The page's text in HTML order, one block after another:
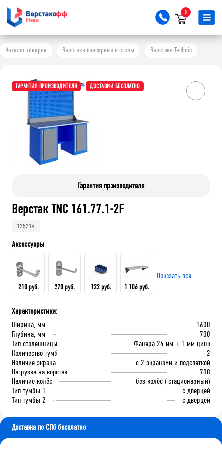
0
Каталог товаров Верстаки слесарные и столы Верстаки Technic
ГАРАНТИЯ ПРОИЗВОДИТЕЛЯ ДОСТАВИМ БЕСПЛАТНО
Гарантия производителя
Верстак TNC 161.77.1-2F
125214
Аксессуары
210 руб.
Крючок 80 мм.
В корзину
270 руб.
Крючок 125 мм.
В корзину
122 руб.
мм
В корзину
1 106 руб.
В корзину
Показать все
Характеристики:
Ширина, мм
1600
Глубина, мм
700
Тип столешницы
Фанера 24 мм + 1 мм цинк
Количество тумб
2
Наличие экрана
с 2 экранами и подсветкой
Нагрузка на верстак
700
Наличие колёс
без колёс ( стационарный)
Тип тумбы 1
с дверцей
Тип тумбы 2
с дверцей
Доставка по СПб бесплатно